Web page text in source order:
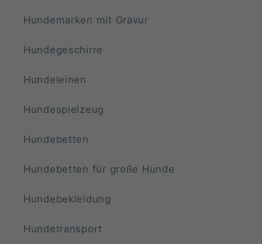
Hundemarken mit Gravur
Hundegeschirre
Hundeleinen
Hundespielzeug
Hundebetten
Hundebetten für große Hunde
Hundebekleidung
Hundetransport